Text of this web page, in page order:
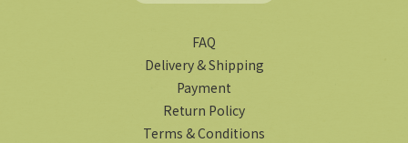
FAQ
Delivery & Shipping
Payment
Return Policy
Terms & Conditions